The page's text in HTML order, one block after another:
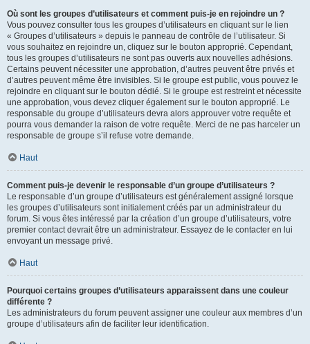
Où sont les groupes d’utilisateurs et comment puis-je en rejoindre un ?
Vous pouvez consulter tous les groupes d’utilisateurs en cliquant sur le lien
« Groupes d’utilisateurs » depuis le panneau de contrôle de l’utilisateur. Si
vous souhaitez en rejoindre un, cliquez sur le bouton approprié. Cependant,
tous les groupes d’utilisateurs ne sont pas ouverts aux nouvelles adhésions.
Certains peuvent nécessiter une approbation, d’autres peuvent être privés et
d’autres peuvent même être invisibles. Si le groupe est public, vous pouvez le
rejoindre en cliquant sur le bouton dédié. Si le groupe est restreint et nécessite
une approbation, vous devez cliquer également sur le bouton approprié. Le
responsable du groupe d’utilisateurs devra alors approuver votre requête et
pourra vous demander la raison de votre requête. Merci de ne pas harceler un
responsable de groupe s’il refuse votre demande.
Haut
Comment puis-je devenir le responsable d’un groupe d’utilisateurs ?
Le responsable d’un groupe d’utilisateurs est généralement assigné lorsque
les groupes d’utilisateurs sont initialement créés par un administrateur du
forum. Si vous êtes intéressé par la création d’un groupe d’utilisateurs, votre
premier contact devrait être un administrateur. Essayez de le contacter en lui
envoyant un message privé.
Haut
Pourquoi certains groupes d’utilisateurs apparaissent dans une couleur
différente ?
Les administrateurs du forum peuvent assigner une couleur aux membres d’un
groupe d’utilisateurs afin de faciliter leur identification.